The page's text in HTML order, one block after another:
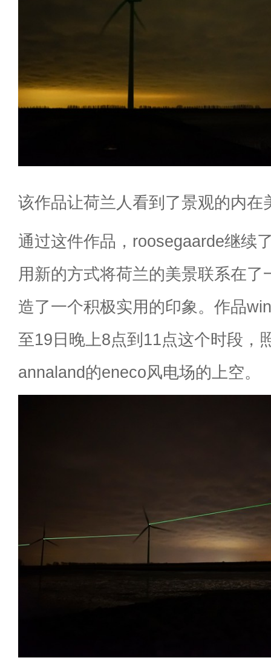
该作品让荷兰人看到了景观的内在
通过这件作品，roosegaarde继续
用新的方式将荷兰的美景联系在了
造了一个积极实用的印象。作品
至19日晚上8点到11点这个时段，
annaland的eneco风电场的上空。